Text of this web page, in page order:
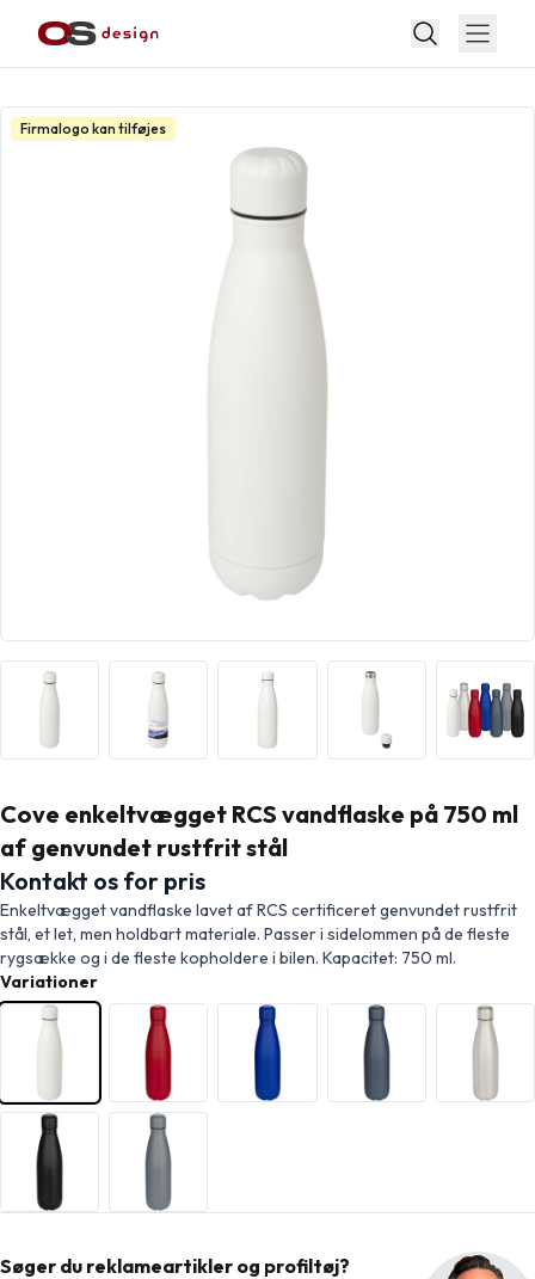
Firmalogo kan tilføjes
Cove enkeltvægget RCS vandflaske på 750 ml
af genvundet rustfrit stål
Kontakt os for pris
Enkeltvægget vandflaske lavet af RCS certificeret genvundet rustfrit
stål, et let, men holdbart materiale. Passer i sidelommen på de fleste
rygsække og i de fleste kopholdere i bilen. Kapacitet: 750 ml.
Variationer
Søger du reklameartikler og profiltøj?